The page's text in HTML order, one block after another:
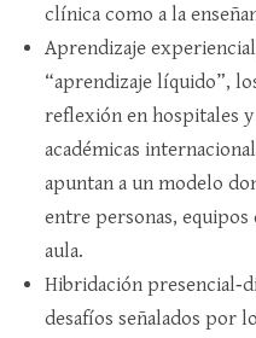
clínica como a la
Aprendizaje
“aprendizaje líquido”,
reflexión en hospitales
académicas
apuntan a un modelo
entre personas,
aula.​
Hibridación
desafíos señalados por